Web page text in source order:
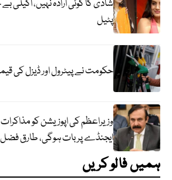
شادی کا کوئی ارادہ نہیں، اکیلی
پٹیل
حکومت نے پیٹرول اور ڈیزل کی
وزیراعظم کی اپوزیشن کو
ایجنڈے پر بات ہوگی، طارق
ہمیں فالو کریں